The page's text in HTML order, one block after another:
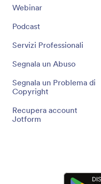
Webinar
Podcast
Servizi Professionali
Segnala un Abuso
Segnala un Problema di
Copyright
Recupera account
Jotform